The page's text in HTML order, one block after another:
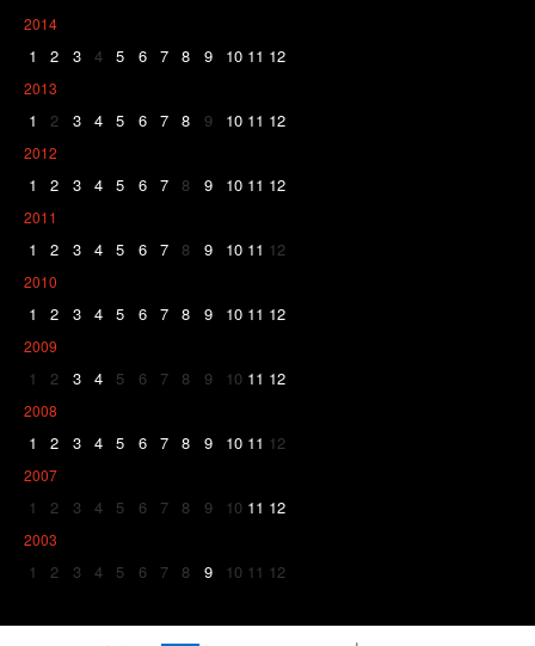
2014
1 2 3 4 5 6 7 8 9 10 11 12
2013
1 2 3 4 5 6 7 8 9 10 11 12
2012
1 2 3 4 5 6 7 8 9 10 11 12
2011
1 2 3 4 5 6 7 8 9 10 11 12
2010
1 2 3 4 5 6 7 8 9 10 11 12
2009
1 2 3 4 5 6 7 8 9 10 11 12
2008
1 2 3 4 5 6 7 8 9 10 11 12
2007
1 2 3 4 5 6 7 8 9 10 11 12
2003
1 2 3 4 5 6 7 8 9 10 11 12